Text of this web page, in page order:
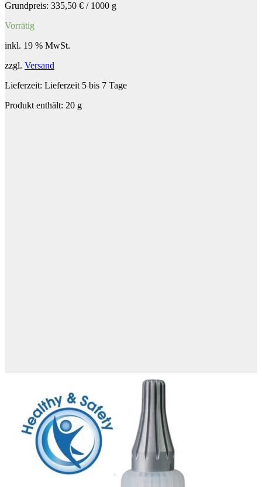
Grundpreis: 335,50 € / 1000 g
Vorrätig
inkl. 19 % MwSt.
zzgl. Versand
Lieferzeit: Lieferzeit 5 bis 7 Tage
Produkt enthält: 20 g